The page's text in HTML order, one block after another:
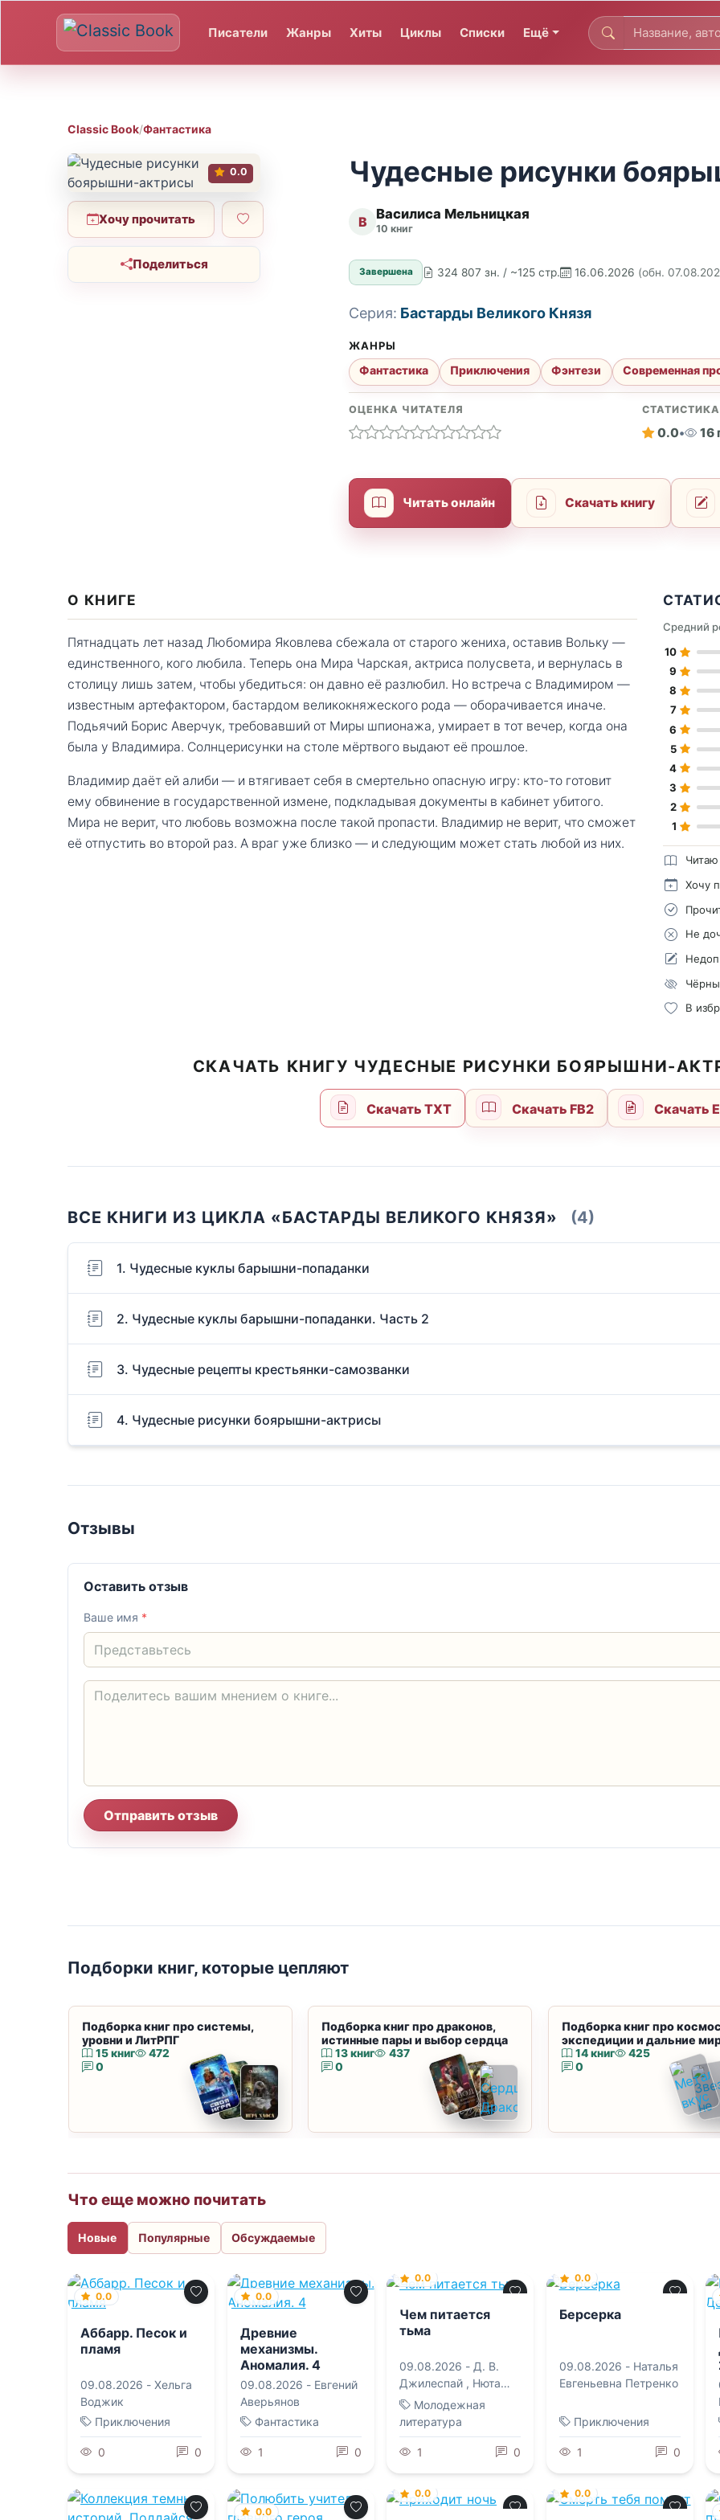
Писатели Жанры Хиты Циклы Списки Ещё
Classic Book/Фантастика
0.0
Хочу прочитать
Поделиться
Чудесные рисунки
В Василиса Мельницкая
10 книг
Завершена 324 807 зн. / ~125 стр. 16.06.2026 (обн.
Серия: Бастарды Великого Князя
ЖАНРЫ
Фантастика Приключения Фэнтези Современная
ОЦЕНКА ЧИТАТЕЛЯ СТАТИСТИКА
0.0• 16
Читать онлайн Скачать книгу
О КНИГЕ
Пятнадцать лет назад Любомира Яковлева сбежала от старого жениха, оставив Вольку —
единственного, кого любила. Теперь она Мира Чарская, актриса полусвета, и вернулась в
столицу лишь затем, чтобы убедиться: он давно её разлюбил. Но встреча с Владимиром —
известным артефактором, бастардом великокняжеского рода — оборачивается иначе.
Подьячий Борис Аверчук, требовавший от Миры шпионажа, умирает в тот вечер, когда она
была у Владимира. Солнцерисунки на столе мёртвого выдают её прошлое.
Владимир даёт ей алиби — и втягивает себя в смертельно опасную игру: кто-то готовит
ему обвинение в государственной измене, подкладывая документы в кабинет убитого.
Мира не верит, что любовь возможна после такой пропасти. Владимир не верит, что сможет
её отпустить во второй раз. А враг уже близко — и следующим может стать любой из них.
Средний
10
9
8
7
6
5
4
3
2
1
Читаю
Хочу
Не
В
СКАЧАТЬ КНИГУ ЧУДЕСНЫЕ РИСУНКИ БОЯРЫШНИ-
Скачать TXT Скачать FB2 Скачать
ВСЕ КНИГИ ИЗ ЦИКЛА «БАСТАРДЫ ВЕЛИКОГО КНЯЗЯ» (4)
1. Чудесные куклы барышни-попаданки
2. Чудесные куклы барышни-попаданки. Часть 2
3. Чудесные рецепты крестьянки-самозванки
4. Чудесные рисунки боярышни-актрисы
Отзывы
Оставить отзыв
Ваше имя *
Отправить отзыв
Подборки книг, которые цепляют
Подборка книг про системы,
уровни и ЛитРПГ
15 книг
472
0
Подборка книг про драконов,
истинные пары и выбор сердца
13 книг
437
0
Подборка книг про
экспедиции и дальние
14 книг
425
0
Что еще можно почитать
Новые Популярные Обсуждаемые
0.0
Аббарр. Песок и
пламя
09.08.2026 - Хельга
Воджик
Приключения
0 0
0.0
Древние
механизмы.
Аномалия. 4
09.08.2026 - Евгений
Аверьянов
Фантастика
1 0
0.0
Чем питается
тьма
09.08.2026 - Д. В.
Джилеспай , Нюта
Колесникова
Молодежная
литература
1 0
0.0
Берсерка
09.08.2026 - Наталья
Евгеньевна Петренко
Приключения
1 0
0.0
0.0 0.0